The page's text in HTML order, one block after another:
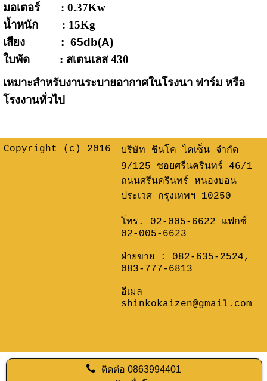
มอเตอร์ : 0.37Kw
น้ำหนัก : 15Kg
เสียง : 65db(A)
ใบพัด : สเตนเลส 430
เหมาะสำหรับงานระบายอากาศในโรงนา ฟาร์ม หรือ
โรงงานทั่วไป
Copyright (c) 2016
บริษัท ชินโค ไคเซ็น จำกัด
9/125 ซอยศรีนครินทร์ 46/1
ถนนศรีนครินทร์ หนองบอน
ประเวศ กรุงเทพฯ 10250
โทร. 02-005-6622 แฟกซ์
02-005-6623
ฝ่ายขาย : 082-635-2524,
083-777-6813
อีเมล
shinkokaizen@gmail.com
ติดต่อ0863994401